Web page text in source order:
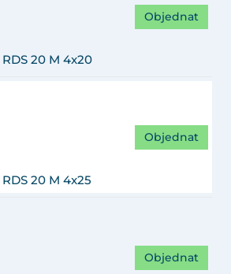
RDS 20 M 4x20
Objednat
RDS 20 M 4x25
Objednat
Objednat